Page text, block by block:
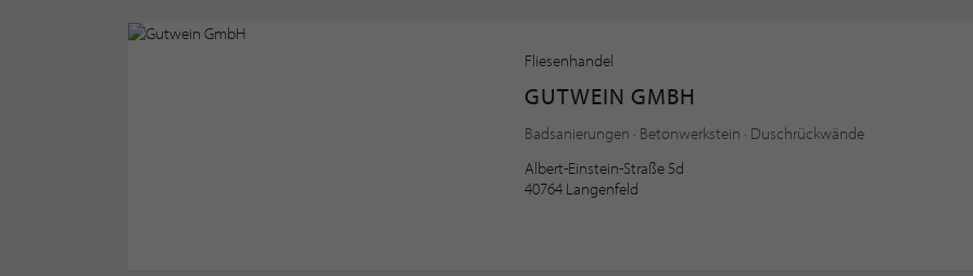
Fliesenhandel
GUTWEIN GMBH
Badsanierungen · Betonwerkstein · Duschrückwände
Albert-Einstein-Straße 5d
40764 Langenfeld